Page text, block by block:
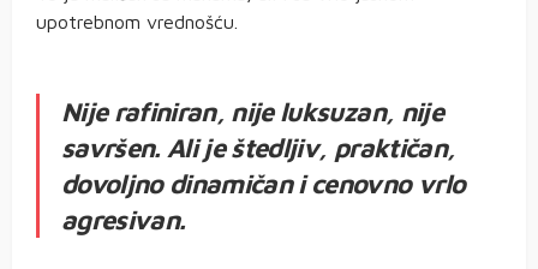
upotrebnom vrednošću.
Nije rafiniran, nije luksuzan, nije
savršen. Ali je štedljiv, praktičan,
dovoljno dinamičan i cenovno vrlo
agresivan.